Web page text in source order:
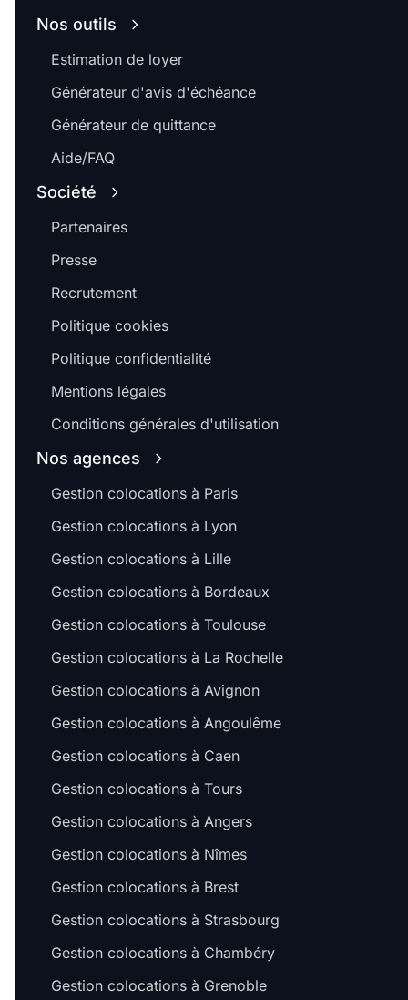
Nos outils
Estimation de loyer
Générateur d'avis d'échéance
Générateur de quittance
Aide/FAQ
Société
Partenaires
Presse
Recrutement
Politique cookies
Politique confidentialité
Mentions légales
Conditions générales d'utilisation
Nos agences
Gestion colocations à Paris
Gestion colocations à Lyon
Gestion colocations à Lille
Gestion colocations à Bordeaux
Gestion colocations à Toulouse
Gestion colocations à La Rochelle
Gestion colocations à Avignon
Gestion colocations à Angoulême
Gestion colocations à Caen
Gestion colocations à Tours
Gestion colocations à Angers
Gestion colocations à Nîmes
Gestion colocations à Brest
Gestion colocations à Strasbourg
Gestion colocations à Chambéry
Gestion colocations à Grenoble